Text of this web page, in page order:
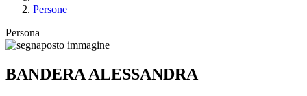
Persone
Persona
BANDERA ALESSANDRA